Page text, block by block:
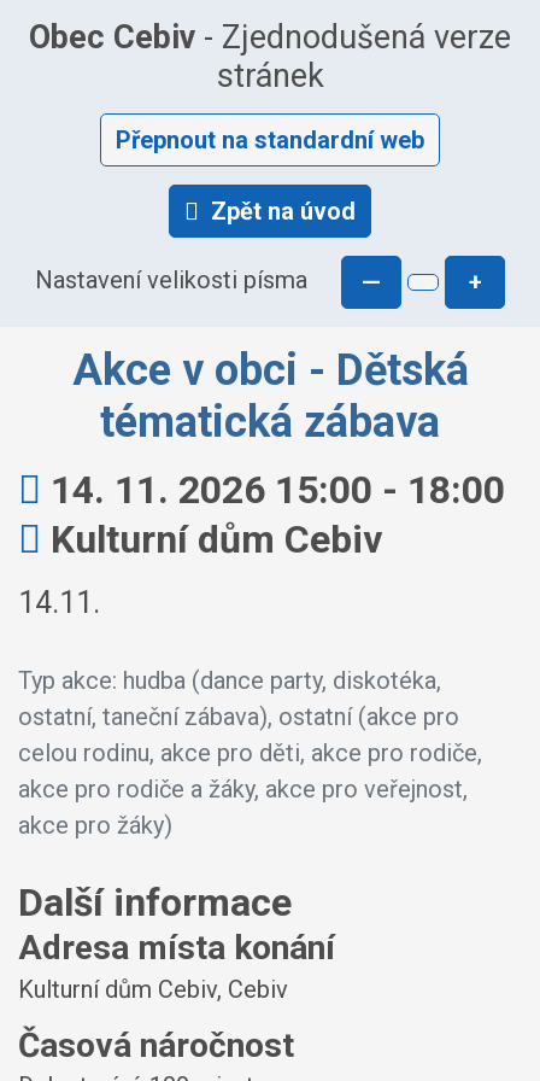
Obec Cebiv - Zjednodušená verze
stránek
Přepnout na standardní web
Zpět na úvod
Nastavení velikosti písma — +
Akce v obci - Dětská
tématická zábava
Kdy:
14. 11. 2026 15:00 - 18:00
Kde:
Kulturní dům Cebiv
14.11.
Typ akce: hudba (dance party, diskotéka,
ostatní, taneční zábava), ostatní (akce pro
celou rodinu, akce pro děti, akce pro rodiče,
akce pro rodiče a žáky, akce pro veřejnost,
akce pro žáky)
Další informace
Adresa místa konání
Kulturní dům Cebiv, Cebiv
Časová náročnost